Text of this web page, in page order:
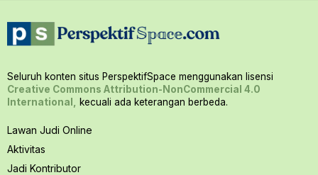
Seluruh konten situs PerspektifSpace menggunakan lisensi
Creative Commons Attribution-NonCommercial 4.0
International,
kecuali ada keterangan berbeda.
Lawan Judi Online
Aktivitas
Jadi Kontributor